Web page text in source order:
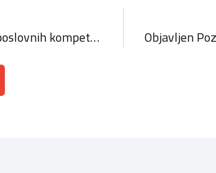
Edukacija za Europsku licencu poslovnih kompetencija